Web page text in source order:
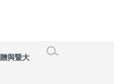
贈與暨大